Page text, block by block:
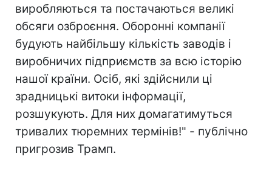
виробляються та постачаються великі
обсяги озброєння. Оборонні компанії
будують найбільшу кількість заводів і
виробничих підприємств за всю історію
нашої країни. Осіб, які здійснили ці
зрадницькі витоки інформації,
розшукують. Для них домагатимуться
тривалих тюремних термінів!" - публічно
пригрозив Трамп.